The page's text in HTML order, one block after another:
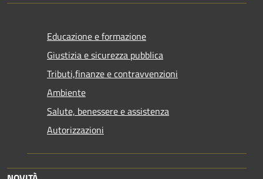
Educazione e formazione
Giustizia e sicurezza pubblica
Tributi,finanze e contravvenzioni
Ambiente
Salute, benessere e assistenza
Autorizzazioni